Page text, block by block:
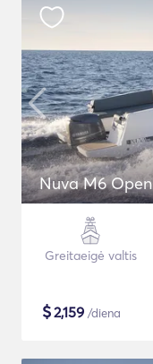
Nuva M6 Open
Greitaeigė valtis
$2,159 /diena